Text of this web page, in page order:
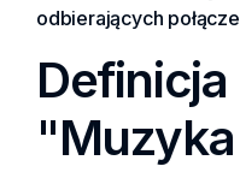
odbierających
Definicja